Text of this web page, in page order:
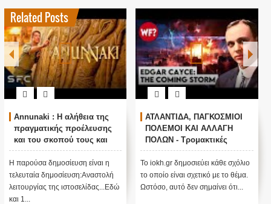
Related Posts
Annunaki : Η αλήθεια της
πραγματικής προέλευσης
και του σκοπού τους και
αναστολή λειτουργίας μας
....
παρούσα δημοσίευση είναι η
δημοσίευση:Αναστολή
της ιστοσελίδας...Εδώ
1...
ΑΤΛΑΝΤΙΔΑ, ΠΑΓΚΟΣΜΙΟΙ
ΠΟΛΕΜΟΙ ΚΑΙ ΑΛΛΑΓΗ
ΠΟΛΩΝ - Τρομακτικές
προβλέψεις του Edgar
Cayce (Video)
Το iokh.gr δημοσιεύει κάθε σχόλιο
το οποίο είναι σχετικό με το θέμα.
Ωστόσο, αυτό δεν σημαίνει ότι...